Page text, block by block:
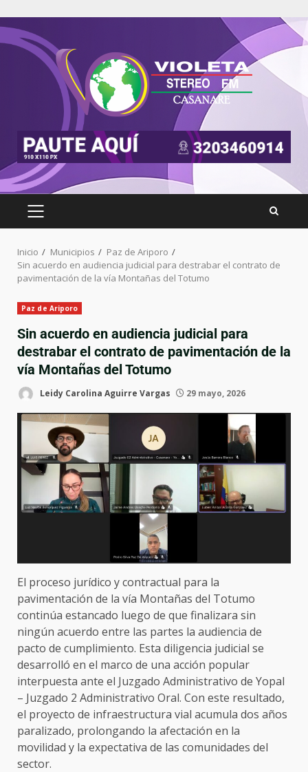
Inicio Municipios
Paz de Ariporo
Sin acuerdo en audiencia judicial para destrabar el contrato de
pavimentación de la vía Montañas del Totumo
Paz de Ariporo
Sin acuerdo en audiencia judicial para
destrabar el contrato de pavimentación de la
vía Montañas del Totumo
Leidy Carolina Aguirre Vargas 29 mayo, 2026
El proceso jurídico y contractual para la
pavimentación de la vía Montañas del Totumo
continúa estancado luego de que finalizara sin
ningún acuerdo entre las partes la audiencia de
pacto de cumplimiento. Esta diligencia judicial se
desarrolló en el marco de una acción popular
interpuesta ante el Juzgado Administrativo de Yopal
– Juzgado 2 Administrativo Oral. Con este resultado,
el proyecto de infraestructura vial acumula dos años
paralizado, prolongando la afectación en la
movilidad y la expectativa de las comunidades del
sector.